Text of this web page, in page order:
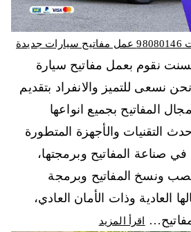
نقوم بعمل مفاتيح سيارة
نسعى للتميز والانفراد بتقديم
المفاتيح بجميع انواعها
التقنيات والأجهزة المتطورة
في صناعة المفاتيح وبرمجتها،
ونسخ المفاتيح وبرمجة
العادية وذات الأمان العادي،
اقرأ المزيد